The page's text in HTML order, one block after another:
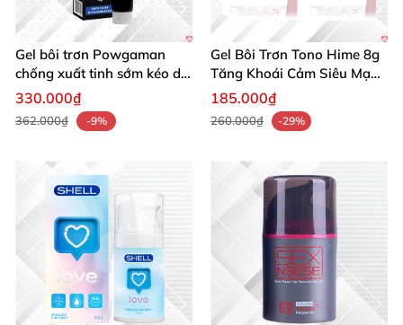
Gel bôi trơn Powgaman
chống xuất tinh sớm kéo dài
thời gian - Chai 10gr
330.000₫
362.000₫ -9%
Gel Bôi Trơn Tono Hime 8g
Tăng Khoái Cảm Siêu Mạnh
Nữ
185.000₫
260.000₫ -29%